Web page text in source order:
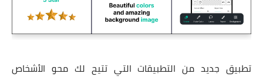
تطبيق جديد من التطبيقات التي تتيح لك محو الأشخاص